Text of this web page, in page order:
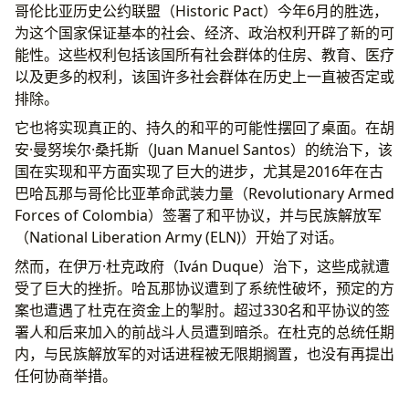
哥伦比亚历史公约联盟（Historic Pact）今年6月的胜选，
为这个国家保证基本的社会、经济、政治权利开辟了新的可
能性。这些权利包括该国所有社会群体的住房、教育、医疗
以及更多的权利，该国许多社会群体在历史上一直被否定或
排除。
它也将实现真正的、持久的和平的可能性摆回了桌面。在胡
安·曼努埃尔·桑托斯（Juan Manuel Santos）的统治下，该
国在实现和平方面实现了巨大的进步，尤其是2016年在古
巴哈瓦那与哥伦比亚革命武装力量（Revolutionary Armed
Forces of Colombia）签署了和平协议，并与民族解放军
（National Liberation Army (ELN)）开始了对话。
然而，在伊万·杜克政府（Iván Duque）治下，这些成就遭
受了巨大的挫折。哈瓦那协议遭到了系统性破坏，预定的方
案也遭遇了杜克在资金上的掣肘。超过330名和平协议的签
署人和后来加入的前战斗人员遭到暗杀。在杜克的总统任期
内，与民族解放军的对话进程被无限期搁置，也没有再提出
任何协商举措。